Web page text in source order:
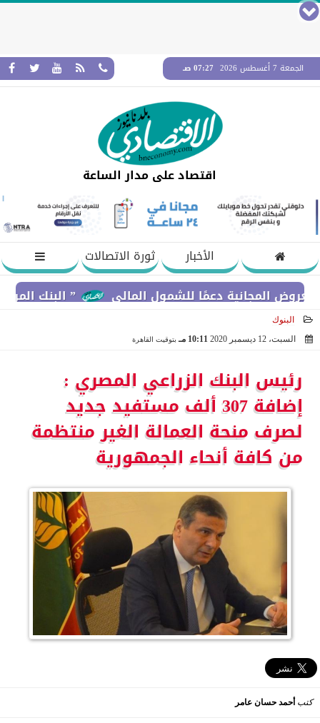
الجمعة 7 أغسطس 2026 07:27 صـ
اقتصاد على مدار الساعة
الأخبار
ثورة الاتصالات
” البنك المركزي” : معدلات الشمول المالي
دعمًا للشمول المالي
البنوك
السبت، 12 ديسمبر 2020
10:11 مـ بتوقيت القاهرة
رئيس البنك الزراعي المصري :
إضافة 307 ألف مستفيد جديد
لصرف منحة العمالة الغير منتظمة
من كافة أنحاء الجمهورية
كتبأحمد حسان عامر